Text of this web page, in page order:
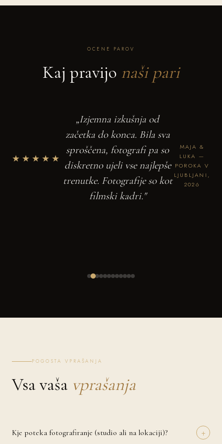
OCENE PAROV
Kaj pravijo naši pari
★★★★★
„Izjemna izkušnja od
začetka do konca. Bila sva
sproščena, fotografi pa so
diskretno ujeli vse najlepše
trenutke. Fotografije so kot
filmski kadri."
MAJA &
LUKA —
POROKA V
LJUBLJANI,
2026
POGOSTA VPRAŠANJA
Vsa vaša vprašanja
Kje poteka fotografiranje (studio ali na lokaciji)? +